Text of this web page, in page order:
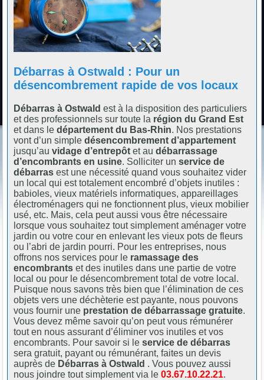
Débarras à Ostwald : Pour un
désencombrement rapide de vos locaux
Débarras à Ostwaldest à la disposition des particuliers
et des professionnels sur toute la région du Grand Est
et dans ledépartement du Bas-Rhin. Nos prestations
vont d’un simpledésencombrement d’appartement
jusqu’auvidage d’entrepôt et audébarrassage
d’encombrants en usine. Solliciter unservice de
débarras est une nécessité quand vous souhaitez vider
un local qui est totalement encombré d’objets inutiles :
babioles, vieux matériels informatiques, appareillages
électroménagers qui ne fonctionnent plus, vieux mobilier
usé, etc. Mais, cela peut aussi vous être nécessaire
lorsque vous souhaitez tout simplement aménager votre
jardin ou votre cour en enlevant les vieux pots de fleurs
ou l’abri de jardin pourri. Pour les entreprises, nous
offrons nos services pour le ramassage des
encombrants et des inutiles dans une partie de votre
local ou pour le désencombrement total de votre local.
Puisque nous savons très bien que l’élimination de ces
objets vers une déchèterie est payante, nous pouvons
vous fournir une prestation de débarrassage gratuite.
Vous devez même savoir qu’on peut vous rémunérer
tout en nous assurant d’éliminer vos inutiles et vos
encombrants. Pour savoir si leservice de débarras
sera gratuit, payant ou rémunérant, faites un devis
auprès de Débarras à Ostwald . Vous pouvez aussi
nous joindre tout simplement via le03.67.10.22.21.